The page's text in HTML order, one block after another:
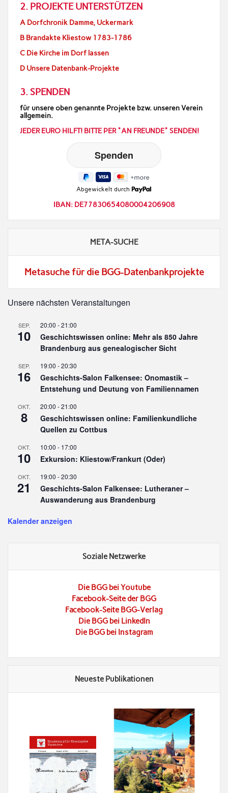
2. PROJEKTE UNTERSTÜTZEN
A Dorfchronik Damme, Uckermark
B Brandakte Kliestow 1783-1786
C Die Kirche im Dorf lassen
D Unsere Datenbank-Projekte
3. SPENDEN
für unsere oben genannte Projekte bzw. unseren Verein
allgemein.
JEDER EURO HILFT! BITTE PER "AN FREUNDE" SENDEN!
Abgewickelt durch
IBAN: DE77830654080004206908
META-SUCHE
Metasuche für die BGG-Datenbankprojekte
Unsere nächsten Veranstaltungen
SEP.
10
20:00 -21:00
Geschichtswissen online: Mehr als 850 Jahre
Brandenburg aus genealogischer Sicht
SEP.
16
19:00 -20:30
Geschichts-Salon Falkensee: Onomastik –
Entstehung und Deutung von Familiennamen
OKT.
8
20:00 -21:00
Geschichtswissen online: Familienkundliche
Quellen zu Cottbus
OKT.
10
10:00 - 17:00
Exkursion: Kliestow/Frankurt (Oder)
OKT.
21
19:00 -20:30
Geschichts-Salon Falkensee: Lutheraner –
Auswanderung aus Brandenburg
Kalender anzeigen
Soziale Netzwerke
Die BGG bei Youtube
Facebook-Seite der BGG
Facebook-Seite BGG-Verlag
Die BGG bei LinkedIn
Die BGG bei Instagram
Neueste Publikationen